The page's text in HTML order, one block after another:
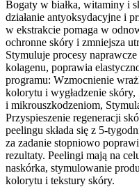
Bogaty w białka, witaminy i
działanie antyoksydacyjne i
w ekstrakcie pomaga w
ochronne skóry i zmniejsza
Stymuluje procesy
kolagenu, poprawia
programu: Wzmocnienie
kolorytu i wygładzenie
i mikrouszkodzeniom,
Przyspieszenie regeneracji
peelingu składa się z 5-
za zadanie stopniowo
rezultaty. Peelingi mają na
naskórka, stymulowanie
kolorytu i tekstury skóry.